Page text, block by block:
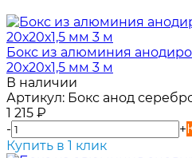
Бокс из алюминия
20х20х1,5 мм 3 м
В наличии
Артикул: Бокс анод
1 215 ₽
-
+
Купить в 1 клик